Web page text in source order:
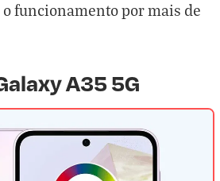
funcionamento por mais de
A35 5G